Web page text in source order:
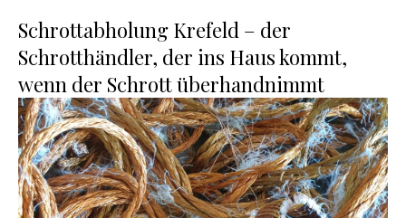
Schrottabholung Krefeld – der
Schrotthändler, der ins Haus kommt,
wenn der Schrott überhandnimmt